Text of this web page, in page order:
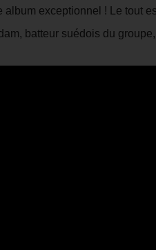
album exceptionnel ! Le tout
batteur suédois du